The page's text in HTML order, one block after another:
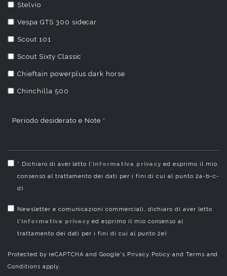
Stelvio
Vespa GTS 300 sidecar
Scout 101
Scout Sixty Classic
Chieftain powerplus dark horse
Chinchilla 500
Periodo desiderato e Note *
* Dichiaro di aver letto l' informativa privacy ed esprimo il mio
consenso al trattamento dei dati per i fini di cui al punto 2a-b-c-
d)
Newsletter e comunicazioni commerciali, dichiaro di aver letto
l' informativa privacy ed esprimo il mio consenso al
trattamento dei dati per i fini di cui al punto 2e)
Protected by reCAPTCHA and Google's Privacy Policy and Terms and
Conditions apply.